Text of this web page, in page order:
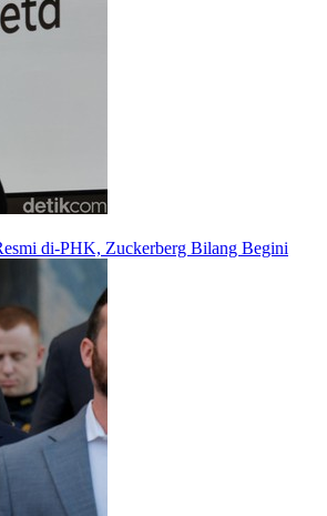
di-PHK, Zuckerberg Bilang Begini